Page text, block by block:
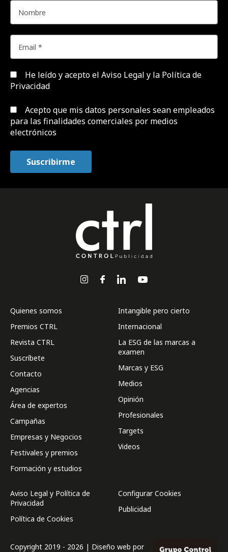
He leído y acepto el Aviso Legal y la Política de
Privacidad
Acepto que mis datos personales sean empleados
para las finalidades comerciales por medios
electrónicos
Quienes somos
Premios CTRL
Revista CTRL
Suscríbete
Contacto
Agencias
Área de expertos
Campañas
Empresas y Negocios
Festivales y premios
Formación y estudios
Intangible pero cierto
Internacional
La ESG de las marcas a
examen
Marcas y ESG
Medios
Opinión
Profesionales
Targets
Videos
Aviso Legal y Política de
Privacidad
Política de Cookies
Configurar Cookies
Publicidad
Copyright 2019 - 2026 | Diseño web por